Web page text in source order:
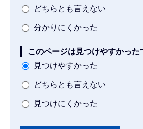
どちらとも言えない
分かりにくかった
このページは見つけやすかった
見つけやすかった
どちらとも言えない
見つけにくかった